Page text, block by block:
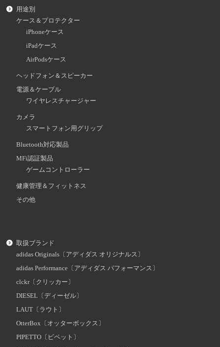
用途別
ケース＆プロテクター
iPhoneケース
iPadケース
AirPodsケース
ヘッドフォン＆スピーカー
電源＆ケーブル
ワイヤレスチャージャー
カメラ
スマートフォン用グリップ
Bluetooth対応製品
MFi認証製品
ゲームコントローラー
健康管理＆フィットネス
その他
取扱ブランド
adidas Originals〔アディダス オリジナルス〕
adidas Performance〔アディダス パフォーマンス〕
clckr〔クリッカー〕
DIESEL〔ディーゼル〕
LAUT〔ラウト〕
OtterBox〔オッターボックス〕
PIPETTO〔ピペット〕